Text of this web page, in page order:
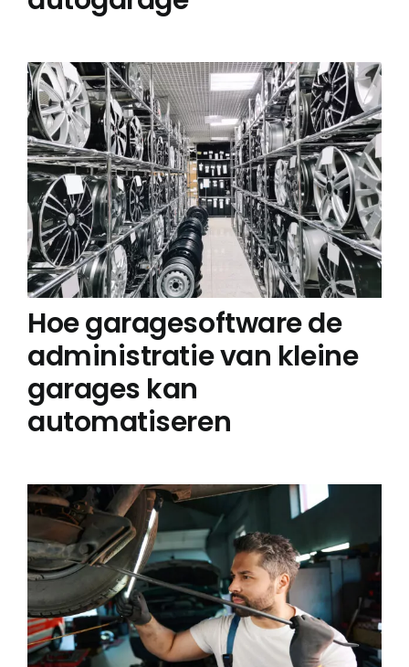
Hoe garagesoftware de
administratie van kleine
garages kan
automatiseren